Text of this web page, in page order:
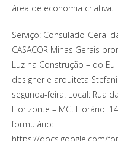
área de economia criativa.
Serviço: Consulado-Geral
CASACOR Minas Gerais
Luz na Construção – do
designer e arquiteta
segunda-feira. Local: Rua
Horizonte – MG. Horário:
formulário: